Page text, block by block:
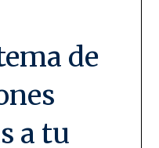
de
a tu